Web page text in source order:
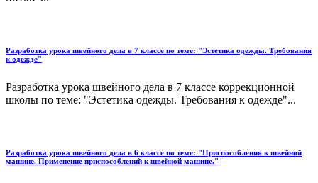
Разработка урока швейного дела в 7 классе по теме: "Эстетика одежды. Требования
к одежде"
Разработка урока швейного дела в 7 классе коррекционной
школы по теме: "Эстетика одежды. Требования к одежде"...
Разработка урока швейного дела в 6 классе по теме: "Приспособления к швейной
машине. Применение приспособлений к швейной машине."